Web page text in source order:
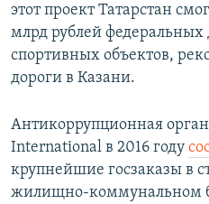
этот проект Татарстан
млрд рублей федеральных
спортивных объектов,
дороги в Казани.
Антикоррупционная
International в 2016 году
крупнейшие госзаказы в
жилищно-коммунальном